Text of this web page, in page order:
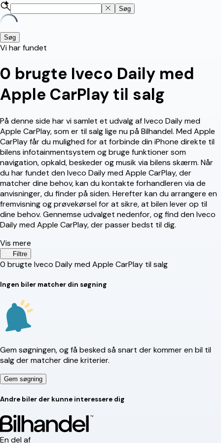
Søg
Søg
Vi har fundet
0 brugte Iveco Daily med
Apple CarPlay til salg
På denne side har vi samlet et udvalg af Iveco Daily med
Apple CarPlay, som er til salg lige nu på Bilhandel. Med Apple
CarPlay får du mulighed for at forbinde din iPhone direkte til
bilens infotainmentsystem og bruge funktioner som
navigation, opkald, beskeder og musik via bilens skærm. Når
du har fundet den Iveco Daily med Apple CarPlay, der
matcher dine behov, kan du kontakte forhandleren via de
anvisninger, du finder på siden. Herefter kan du arrangere en
fremvisning og prøvekørsel for at sikre, at bilen lever op til
dine behov. Gennemse udvalget nedenfor, og find den Iveco
Daily med Apple CarPlay, der passer bedst til dig.
Vis mere
Filtre
0 brugte Iveco Daily med Apple CarPlay til salg
Ingen biler matcher din søgning
Gem søgningen, og få besked så snart der kommer en bil til
salg der matcher dine kriterier.
Gem søgning
Andre biler der kunne interessere dig
En del af